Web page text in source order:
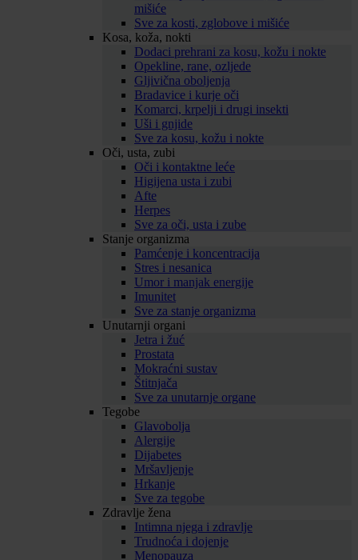
mišiće
Sve za kosti, zglobove i mišiće
Kosa, koža, nokti
Dodaci prehrani za kosu, kožu i nokte
Opekline, rane, ozljede
Gljivična oboljenja
Bradavice i kurje oči
Komarci, krpelji i drugi insekti
Uši i gnjide
Sve za kosu, kožu i nokte
Oči, usta, zubi
Oči i kontaktne leće
Higijena usta i zubi
Afte
Herpes
Sve za oči, usta i zube
Stanje organizma
Pamćenje i koncentracija
Stres i nesanica
Umor i manjak energije
Imunitet
Sve za stanje organizma
Unutarnji organi
Jetra i žuć
Prostata
Mokraćni sustav
Štitnjača
Sve za unutarnje organe
Tegobe
Glavobolja
Alergije
Dijabetes
Mršavljenje
Hrkanje
Sve za tegobe
Zdravlje žena
Intimna njega i zdravlje
Trudnoća i dojenje
Menopauza